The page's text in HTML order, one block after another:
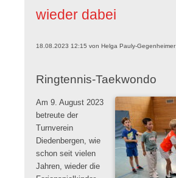
wieder dabei
18.08.2023 12:15 von Helga Pauly-Gegenheimer
Ringtennis-Taekwondo
Am 9. August 2023
betreute der
Turnverein
Diedenbergen, wie
schon seit vielen
Jahren, wieder die